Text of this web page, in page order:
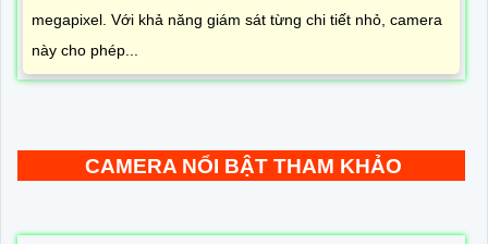
megapixel. Với khả năng giám sát từng chi tiết nhỏ, camera
này cho phép...
CAMERA NỔI BẬT THAM KHẢO